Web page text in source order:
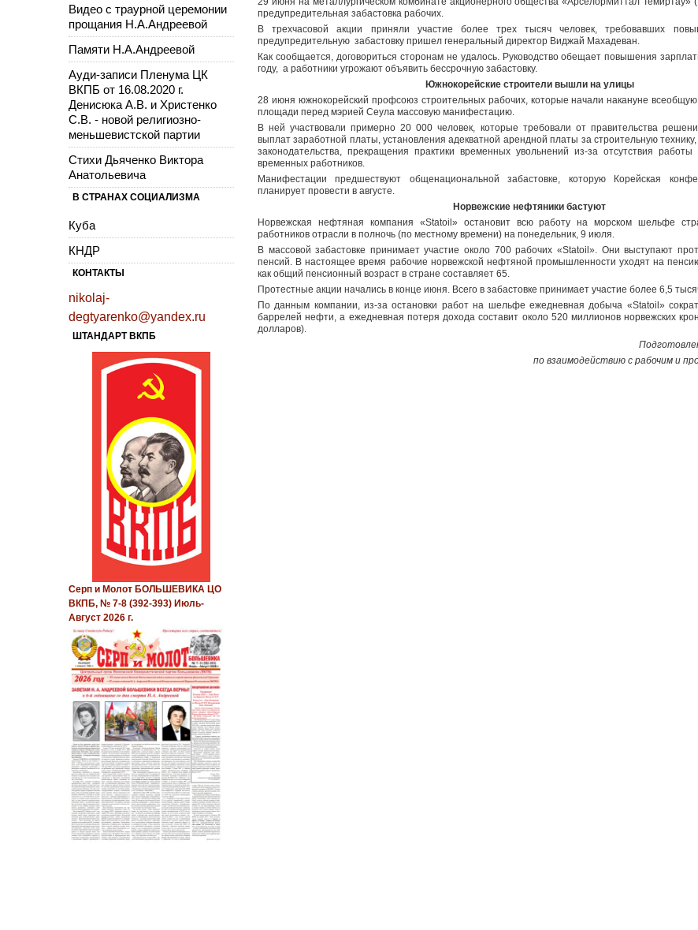
предупредительная забастовка рабочих.
В трехчасовой акции приняли участие более трех тысяч человек, требовавших
предупредительную забастовку пришел генеральный директор Виджай Махадеван.
Как сообщается, договориться сторонам не удалось. Руководство обещает повышения
году, а работники угрожают объявить бессрочную забастовку.
Южнокорейские строители вышли на улицы
28 июня южнокорейский профсоюз строительных рабочих, которые начали накануне всеобщую
площади перед мэрией Сеула массовую манифестацию.
В ней участвовали примерно 20 000 человек, которые требовали от правительства
выплат заработной платы, установления адекватной арендной платы за строительную
законодательства, прекращения практики временных увольнений из-за отсутствия
временных работников.
Манифестации предшествуют общенациональной забастовке, которую Корейская
планирует провести в августе.
Норвежские нефтяники бастуют
Норвежская нефтяная компания «Statoil» остановит всю работу на морском шельфе
работников отрасли в полночь (по местному времени) на понедельник, 9 июля.
В массовой забастовке принимает участие около 700 рабочих «Statoil». Они выступают
пенсий. В настоящее время рабочие норвежской нефтяной промышленности уходят на
как общий пенсионный возраст в стране составляет 65.
Протестные акции начались в конце июня. Всего в забастовке принимает участие более 6,5
По данным компании, из-за остановки работ на шельфе ежедневная добыча «Statoil»
баррелей нефти, а ежедневная потеря дохода составит около 520 миллионов норвежских
долларов).
по взаимодействию с рабочим и
Видео с траурной церемонии
прощания Н.А.Андреевой
Памяти Н.А.Андреевой
Ауди-записи Пленума ЦК
ВКПБ от 16.08.2020 г.
Денисюка А.В. и Христенко
С.В. - новой религиозно-
меньшевистской партии
Стихи Дьяченко Виктора
Анатольевича
В СТРАНАХ СОЦИАЛИЗМА
Куба
КНДР
КОНТАКТЫ
nikolaj-
degtyarenko@yandex.ru
ШТАНДАРТ ВКПБ
Серп и Молот БОЛЬШЕВИКА ЦО
ВКПБ, № 7-8 (392-393) Июль-
Август 2026 г.